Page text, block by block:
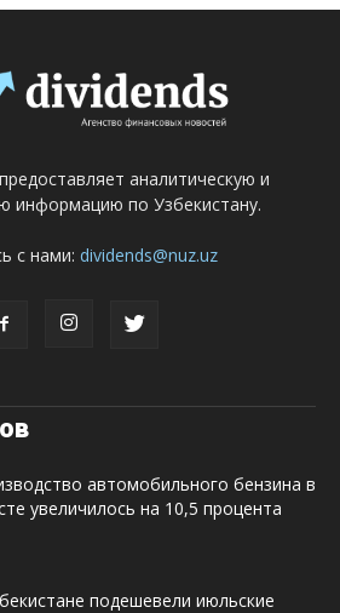
аналитическую и
информацию по Узбекистану.
с нами: dividends@nuz.uz
автомобильного бензина в
увеличилось на 10,5 процента
подешевели июльские